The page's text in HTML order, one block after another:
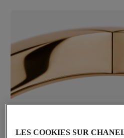
LES COOKIES SUR